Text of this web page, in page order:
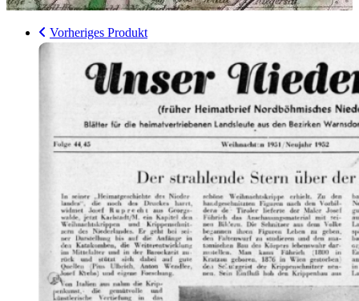
Vorheriges Produkt